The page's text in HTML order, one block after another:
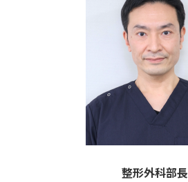
整形外科部長